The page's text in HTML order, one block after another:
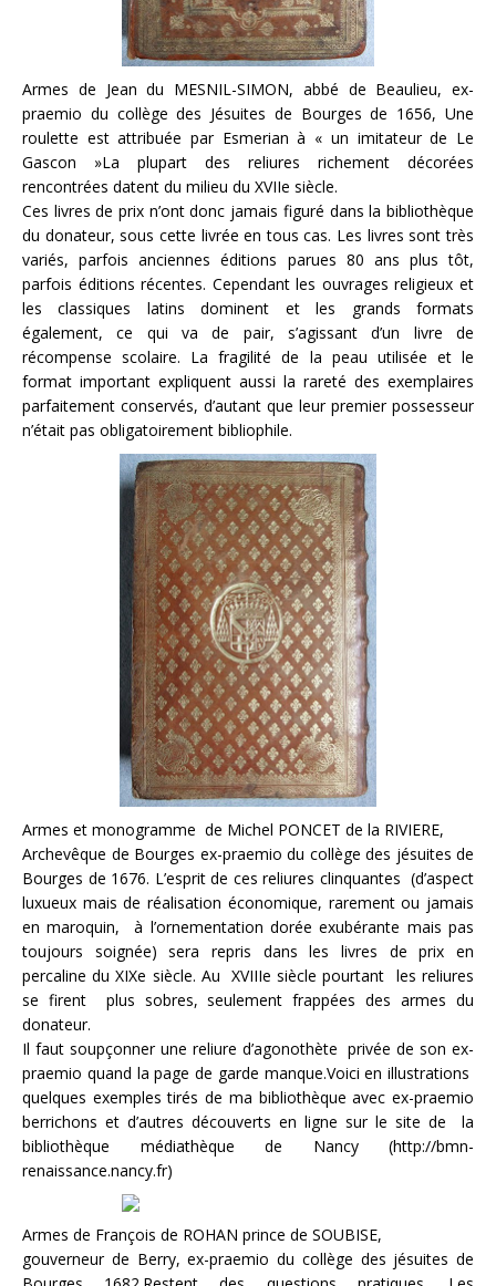
Armes de Jean du MESNIL-SIMON, abbé de Beaulieu, ex-
praemio du collège des Jésuites de Bourges de 1656, Une
roulette est attribuée par Esmerian à « un imitateur de Le
Gascon »La plupart des reliures richement décorées
rencontrées datent du milieu du XVIIe siècle.
Ces livres de prix n’ont donc jamais figuré dans la bibliothèque
du donateur, sous cette livrée en tous cas. Les livres sont très
variés, parfois anciennes éditions parues 80 ans plus tôt,
parfois éditions récentes. Cependant les ouvrages religieux et
les classiques latins dominent et les grands formats
également, ce qui va de pair, s’agissant d’un livre de
récompense scolaire. La fragilité de la peau utilisée et le
format important expliquent aussi la rareté des exemplaires
parfaitement conservés, d’autant que leur premier possesseur
n’était pas obligatoirement bibliophile.
Armes et monogramme de Michel PONCET de la RIVIERE,
Archevêque de Bourges ex-praemio du collège des jésuites de
Bourges de 1676. L’esprit de ces reliures clinquantes (d’aspect
luxueux mais de réalisation économique, rarement ou jamais
en maroquin, à l’ornementation dorée exubérante mais pas
toujours soignée) sera repris dans les livres de prix en
percaline du XIXe siècle. Au XVIIIe siècle pourtant les reliures
se firent plus sobres, seulement frappées des armes du
donateur.
Il faut soupçonner une reliure d’agonothète privée de son ex-
praemio quand la page de garde manque.Voici en illustrations
quelques exemples tirés de ma bibliothèque avec ex-praemio
berrichons et d’autres découverts en ligne sur le site de la
bibliothèque médiathèque de Nancy (http://bmn-
renaissance.nancy.fr)
Armes de François de ROHAN prince de SOUBISE,
gouverneur de Berry, ex-praemio du collège des jésuites de